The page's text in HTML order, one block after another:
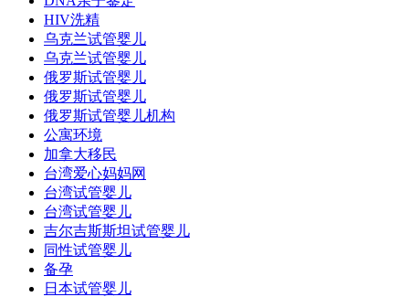
HIV洗精
乌克兰试管婴儿
乌克兰试管婴儿
俄罗斯试管婴儿
俄罗斯试管婴儿
俄罗斯试管婴儿机构
公寓环境
加拿大移民
台湾爱心妈妈网
台湾试管婴儿
台湾试管婴儿
吉尔吉斯斯坦试管婴儿
同性试管婴儿
备孕
日本试管婴儿